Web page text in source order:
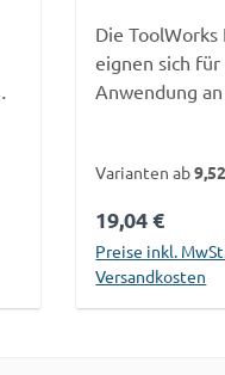
Die ToolWorks
eignen sich für
Anwendung
Beschädigung
Materials
Bohrfutter wird
Varianten ab
Regulärer
19,04 €
Preise inkl.
Versandkosten